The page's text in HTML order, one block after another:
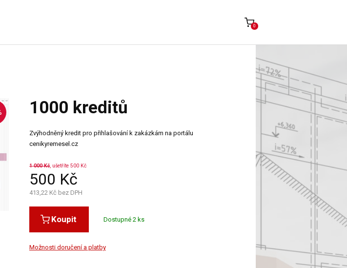
0
1000 kreditů
Zvýhodněný kredit pro přihlašování k zakázkám na portálu
cenikyremesel.cz
1 000Kč, ušetříte 500 Kč
500 Kč
413,22 Kč bez DPH
Koupit Dostupné 2 ks
Možnosti doručení a platby